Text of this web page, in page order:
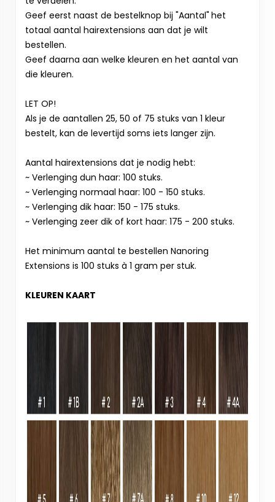
Geef eerst naast de bestelknop bij "Aantal" het
totaal aantal hairextensions aan dat je wilt
bestellen.
Geef daarna aan welke kleuren en het aantal van
die kleuren.
LET OP!
Als je de aantallen 25, 50 of 75 stuks van 1 kleur
bestelt, kan de levertijd soms iets langer zijn.
Aantal hairextensions dat je nodig hebt:
~ Verlenging dun haar: 100 stuks.
~ Verlenging normaal haar: 100 - 150 stuks.
~ Verlenging dik haar: 150 - 175 stuks.
~ Verlenging zeer dik of kort haar: 175 - 200 stuks.
Het minimum aantal te bestellen Nanoring
Extensions is 100 stuks à 1 gram per stuk.
KLEUREN KAART